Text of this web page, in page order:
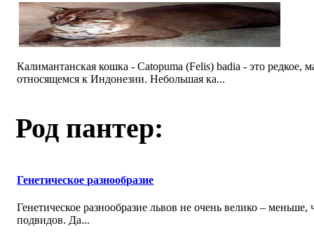
Калимантанская кошка - Catopuma (Felis) badia - это редкое,
относящемся к Индонезии. Небольшая ка...
Род пантер:
Генетическое разнообразие
Генетическое разнообразие львов не очень велико –
подвидов. Да...